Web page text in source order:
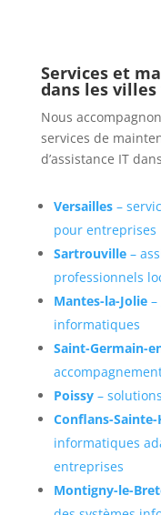
Services et
dans les
Nous
services de
d’assistance IT
Versailles–
pour entreprises
Sartrouville –
professionnels
Mantes-la-Jolie–
informatiques
Saint-Germain-
Poissy –
Conflans-
informatiques
entreprises
Montigny-le-